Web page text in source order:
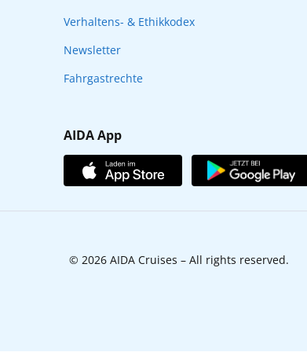
Verhaltens- & Ethikkodex
Newsletter
Fahrgastrechte
AIDA App
© 2026 AIDA Cruises – All rights reserved.